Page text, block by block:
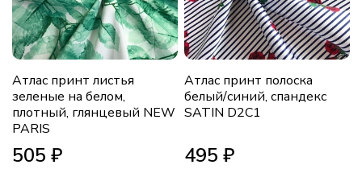
Атлас принт листья
зеленые на белом,
плотный, глянцевый NEW
PARIS
505 ₽
Атлас принт полоска
белый/синий, спандекс
SATIN D2С1
495 ₽